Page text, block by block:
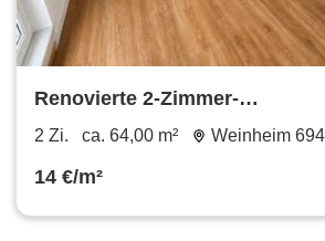
Renovierte 2-Zimmer-
Dachgeschosswohnung mit
2 Zi. ca. 64,00 m² Weinheim
14 €/m²